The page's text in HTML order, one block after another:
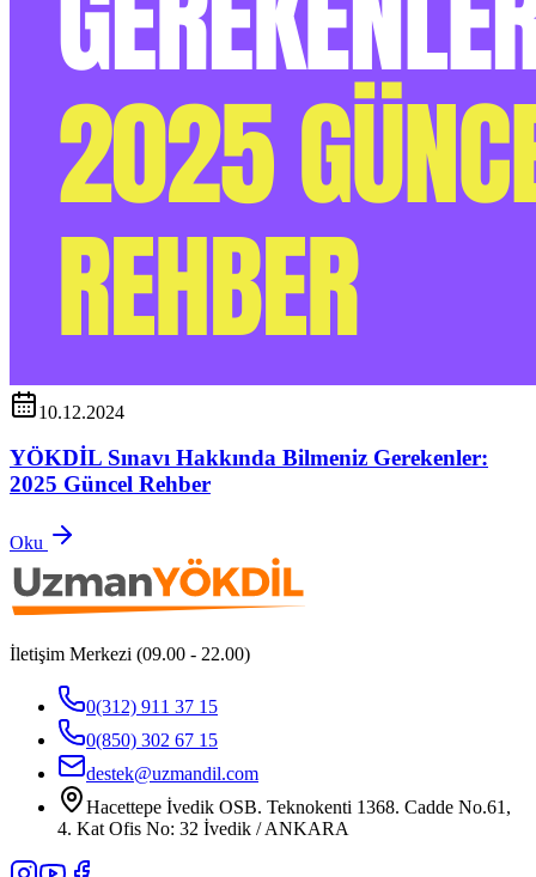
10.12.2024
YÖKDİL Sınavı Hakkında Bilmeniz Gerekenler:
2025 Güncel Rehber
Oku
İletişim Merkezi (09.00 - 22.00)
0(312) 911 37 15
0(850) 302 67 15
destek@uzmandil.com
Hacettepe İvedik OSB. Teknokenti 1368. Cadde No.61,
4. Kat Ofis No: 32 İvedik / ANKARA